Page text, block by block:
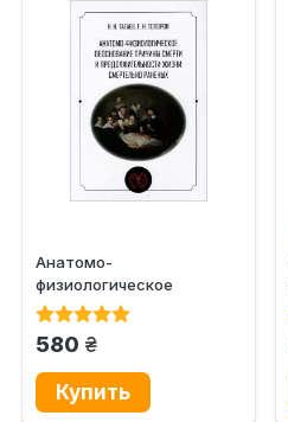
Анатомо-
физиологическое
обоснование причины
продолжительности...
580 грн.